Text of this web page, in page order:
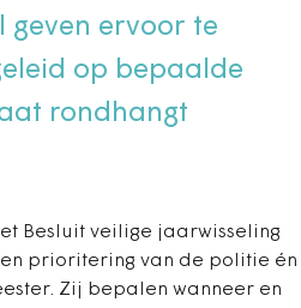
geven ervoor te
op bepaalde
rondhangt
Besluit veilige jaarwisseling
prioritering van de politie én
Zij bepalen wanneer en